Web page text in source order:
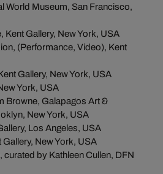
World Museum, San Francisco,
Gallery, New York, USA
(Performance, Video), Kent
Gallery, New York, USA
York, USA
Browne, Galapagos Art &
New York, USA
Los Angeles, USA
New York, USA
curated by Kathleen Cullen, DFN